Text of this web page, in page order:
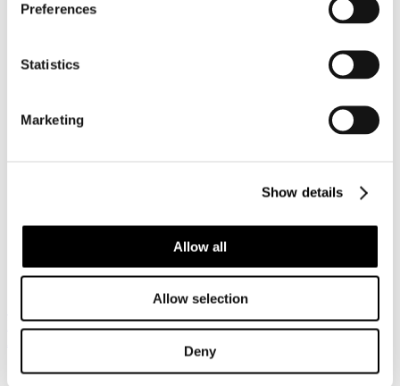
Preferences
Statistics
Marketing
Show details
Allow all
Allow selection
Deny
Ricordami
Login
Risparmia con le nostre convenzioni